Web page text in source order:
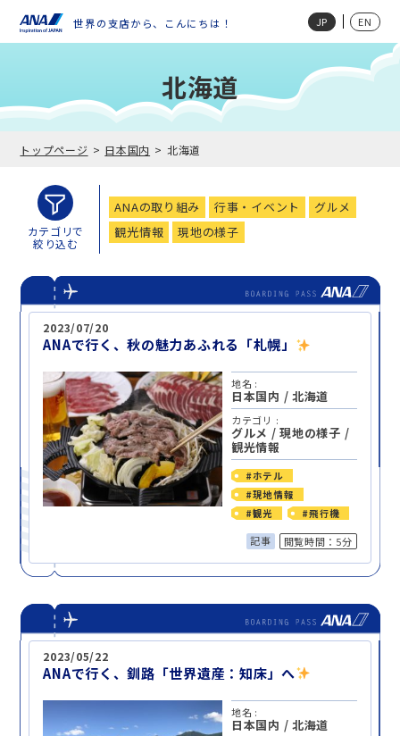
世界の支店から、こんにちは！ JP EN
北海道
トップページ 日本国内 北海道
カテゴリで
絞り込む
ANAの取り組み 行事・イベント
グルメ
観光情報
現地の様子
2023/07/20
ANAで行く、秋の魅力あふれる「札幌」
地名 :
日本国内 /北海道
カテゴリ :
グルメ /現地の様子 /
観光情報
#ホテル
#現地情報
#観光
#飛行機
記事 閲覧時間：5分
2023/05/22
ANAで行く、釧路「世界遺産：知床」へ
地名 :
日本国内 /北海道